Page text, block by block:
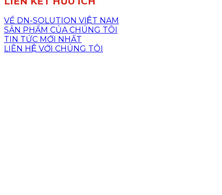
VỀ DN-SOLUTION VIỆT NAM
SẢN PHẨM CỦA CHÚNG TÔI
TIN TỨC MỚI NHẤT
LIÊN HỆ VỚI CHÚNG TÔI